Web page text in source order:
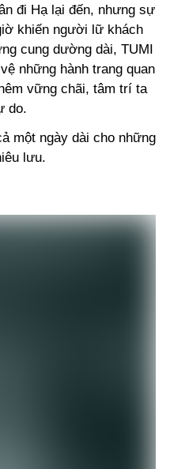
đi Hạ lại đến, nhưng sự
khiến người lữ khách
cung dường dài, TUMI
những hành trang quan
vững chãi, tâm trí ta
do.
một ngày dài cho những
lưu.